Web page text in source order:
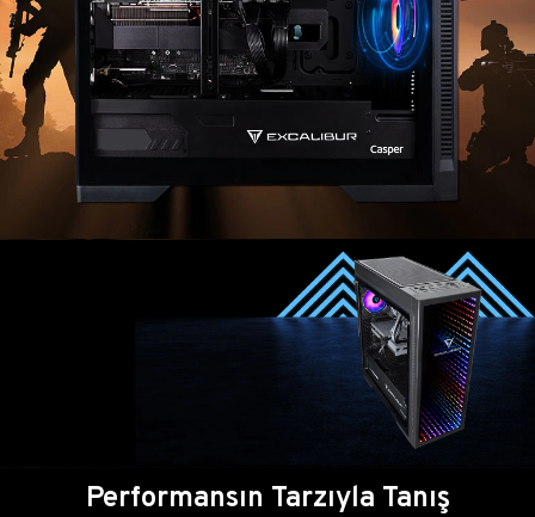
Performansın Tarzıyla Tanış